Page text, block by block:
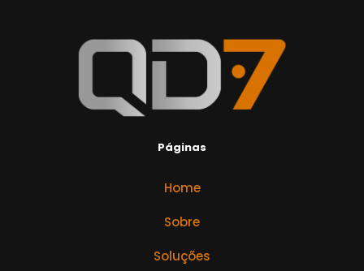
Páginas
Home
Sobre
Soluções